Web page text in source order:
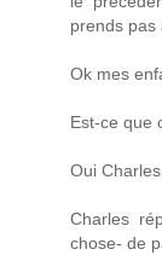
prends pas
Ok mes
Est-ce que
Oui
Charles
chose- de